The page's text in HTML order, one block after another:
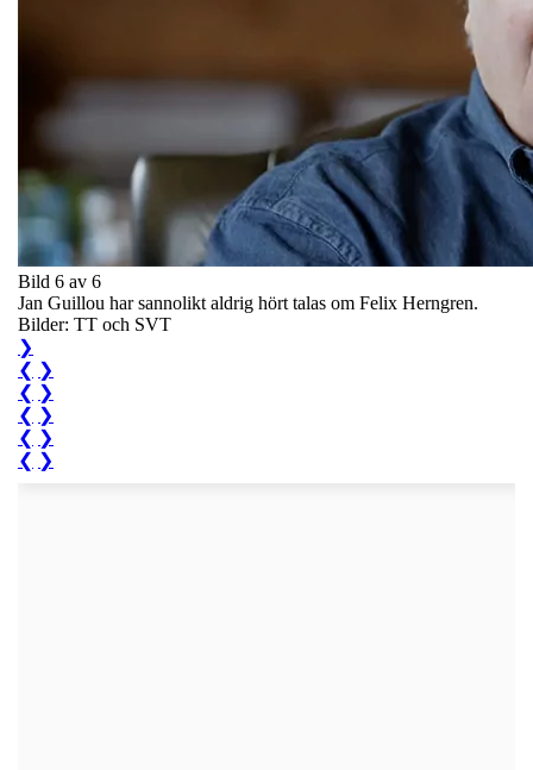
Bild 6 av 6
Jan Guillou har sannolikt aldrig hört talas om Felix Herngren.
Bilder: TT och SVT
❯
❮ ❯
❮ ❯
❮ ❯
❮ ❯
❮ ❯